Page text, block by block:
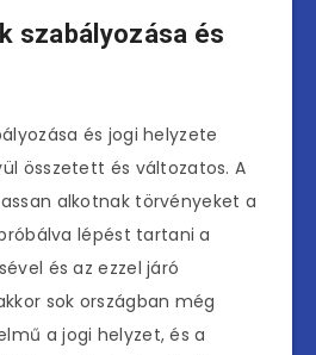
szabályozása és
és jogi helyzete
összetett és változatos. A
alkotnak törvényeket a
lépést tartani a
és az ezzel járó
sok országban még
a jogi helyzet, és a